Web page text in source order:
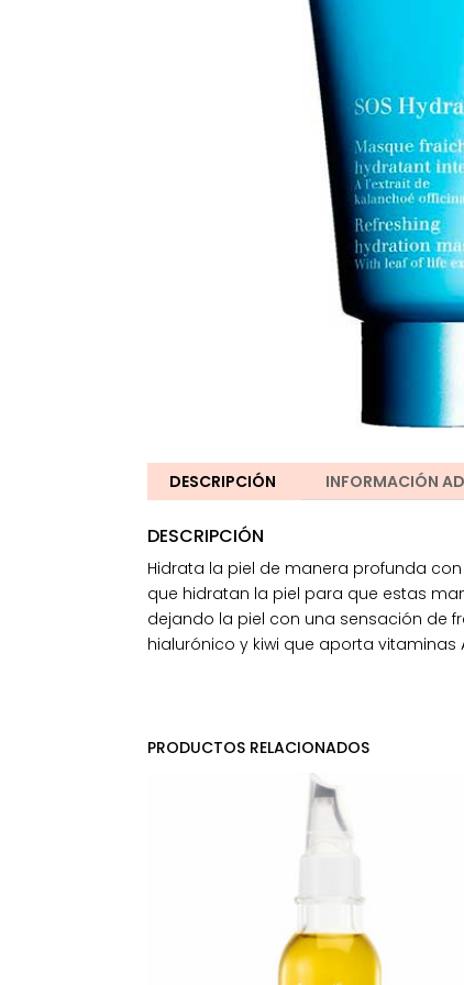
DESCRIPCIÓN INFORMACIÓN
DESCRIPCIÓN
Hidrata la piel de manera profunda
que hidratan la piel para que estas
dejando la piel con una sensación de
hialurónico y kiwi que aporta vitaminas
PRODUCTOS RELACIONADOS